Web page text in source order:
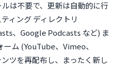
は不要で、更新は自動的に行
ィング ディレクトリ
、Google Podcasts など) ま
ム (YouTube、Vimeo、
ツを再配布し、まったく新し